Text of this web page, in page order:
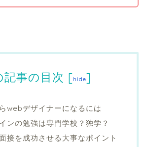
記事の目次 [hide]
webデザイナーになるには
ンの勉強は専門学校？独学？
接を成功させる大事なポイント